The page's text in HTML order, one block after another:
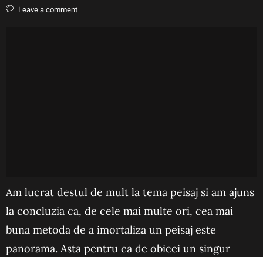
Leave a comment
Am lucrat destul de mult la tema peisaj si am ajuns
la concluzia ca, de cele mai multe ori, cea mai
buna metoda de a imortaliza un peisaj este
panorama. Asta pentru ca de obicei un singur